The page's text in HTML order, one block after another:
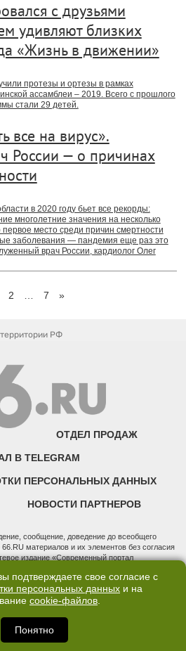
с друзьями
удивляют близких
«Жизнь в движении»
протезы и ортезы в рамках
ассамблеи – 2019. Всего с прошлого
стали 29 детей.
все на вирус».
России — о причинах
в 2020 году бьет все рекорды:
многолетние значения на несколько
место среди причин смертности
заболевания — пандемия еще раз это
врач России, кардиолог Олег
2 7 »
РФ
ОТДЕЛ ПРОДАЖ
В TELEGRAM
ПЕРСОНАЛЬНЫХ ДАННЫХ
НОВОСТИ ПАРТНЕРОВ
сообщение, доведение до всеобщего
материалов и их элементов без согласия
издание «Современный портал
технологий и массовых коммуникаций
номер ЭЛ № ФС 77 - 76634 от 02.09.2019
ответственностью "66.ру". Юридический
и отдела продаж: 620014, Свердловская
д. 3, оф. 7015, +7 (343) 288-50-66
Шлыков Дмитрий Владимирович
подтверждаете свое согласие с
персональных данных и на
cookie-файлов.
Понятно